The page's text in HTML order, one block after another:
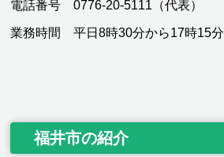
電話番号 0776-20-5111（代表）
業務時間 平日8時30分から17時15分
福井市の紹介